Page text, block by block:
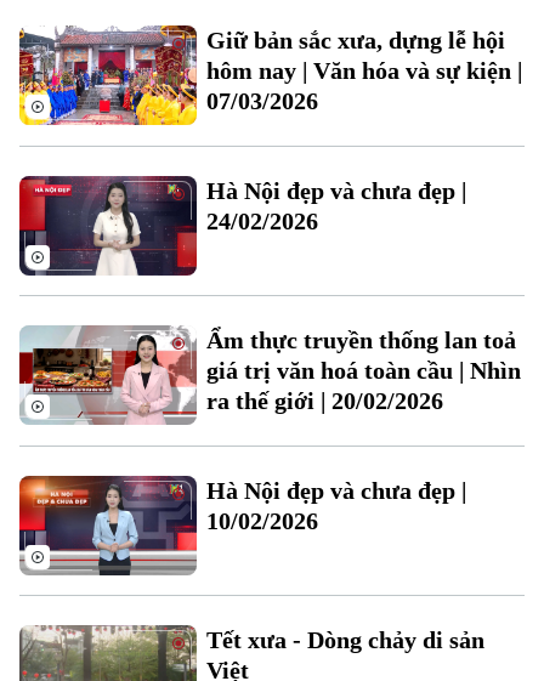
An ninh trật tự
Công nghệ
Người Hà Nội
Khoảnh khắc Hà Nội
Tin tức
Quân sự
Hồ sơ
Người Việt 4 phương
Kinh tế
Tin tức
Tài chính Ngân hàng
Doanh nghiệp
Nhà đất
Tin tức
Đầu tư
Đất đai
Kinh nghiệm
Tàu và Xe
Ô tô
Tàu
Xe máy
Thị trường
Giáo dục
Tuyển sinh
Hướng nghiệp
Văn hóa
Tin tức
Di tích
Sức khỏe
Y tế
Dinh dưỡng
Tư vấn sức khỏe
Bóng đá
Quần vợt
Golf
Giải trí
Tin tức
Sao
Đã phát sóng
Giữ bản sắc xưa, dựng lễ hội
hôm nay | Văn hóa và sự kiện |
07/03/2026
Hà Nội đẹp và chưa đẹp |
24/02/2026
Ẩm thực truyền thống lan toả
giá trị văn hoá toàn cầu | Nhìn
ra thế giới | 20/02/2026
Hà Nội đẹp và chưa đẹp |
10/02/2026
Tết xưa - Dòng chảy di sản
Việt